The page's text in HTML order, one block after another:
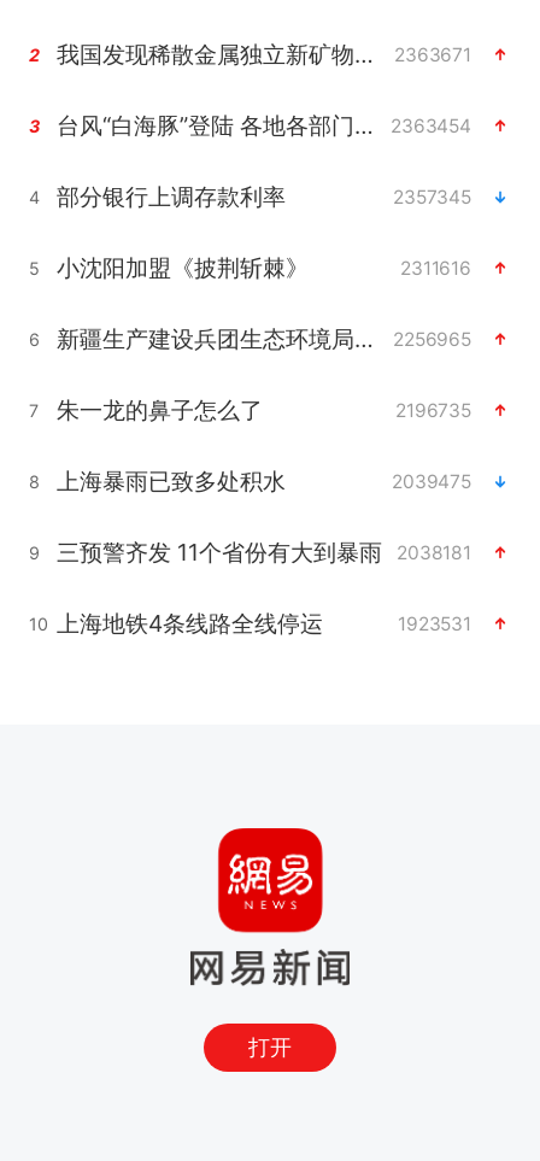
2 我国发现稀散金属独立新矿物——乌斯河锗矿 2363671
3 台风“白海豚”登陆 各地各部门全力应对 2363454
4 部分银行上调存款利率 2357345
5 小沈阳加盟《披荆斩棘》 2311616
6 新疆生产建设兵团生态环境局原局长被查 2256965
7 朱一龙的鼻子怎么了 2196735
8 上海暴雨已致多处积水 2039475
9 三预警齐发 11个省份有大到暴雨 2038181
10 上海地铁4条线路全线停运 1923531
打开